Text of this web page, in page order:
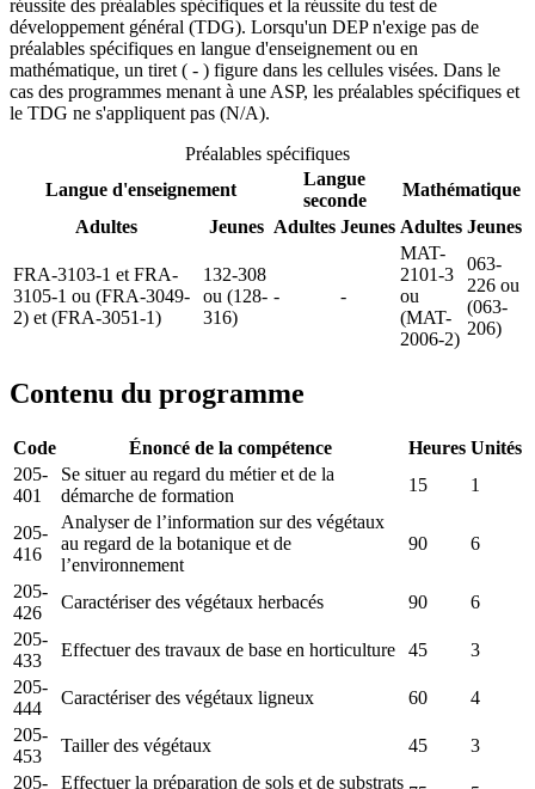
réussite des préalables spécifiques et la réussite du test de
développement général (TDG). Lorsqu'un DEP n'exige pas de
préalables spécifiques en langue d'enseignement ou en
mathématique, un tiret ( - ) figure dans les cellules visées. Dans le
cas des programmes menant à une ASP, les préalables spécifiques et
le TDG ne s'appliquent pas (N/A).
Préalables spécifiques
Langue d'enseignement
Langue
seconde
Mathématique
Adultes
Jeunes Adultes Jeunes Adultes Jeunes
FRA-3103-1 et FRA-
3105-1 ou (FRA-3049-
2) et (FRA-3051-1)
132-308
ou (128-
316)
- -
MAT-
2101-3
ou
(MAT-
2006-2)
063-
226 ou
(063-
206)
Contenu du programme
Code Énoncé de la compétence Heures Unités
205-
401
Se situer au regard du métier et de la
démarche de formation
15 1
205-
416
Analyser de l’information sur des végétaux
au regard de la botanique et de
l’environnement
90 6
205-
426
Caractériser des végétaux herbacés 90
6
205-
433
Effectuer des travaux de base en horticulture 45
3
205-
444
Caractériser des végétaux ligneux 60
4
205-
453
Tailler des végétaux 45
3
205-
Effectuer la préparation de sols et de substrats